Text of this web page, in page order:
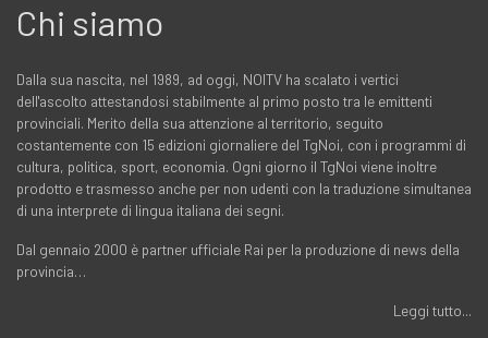
Chi siamo
Dalla sua nascita, nel 1989, ad oggi, NOITV ha scalato i vertici
dell'ascolto attestandosi stabilmente al primo posto tra le emittenti
provinciali. Merito della sua attenzione al territorio, seguito
costantemente con 15 edizioni giornaliere del TgNoi, con i programmi di
cultura, politica, sport, economia. Ogni giorno il TgNoi viene inoltre
prodotto e trasmesso anche per non udenti con la traduzione simultanea
di una interprete di lingua italiana dei segni.
Dal gennaio 2000 è partner ufficiale Rai per la produzione di news della
provincia…
Leggi tutto...